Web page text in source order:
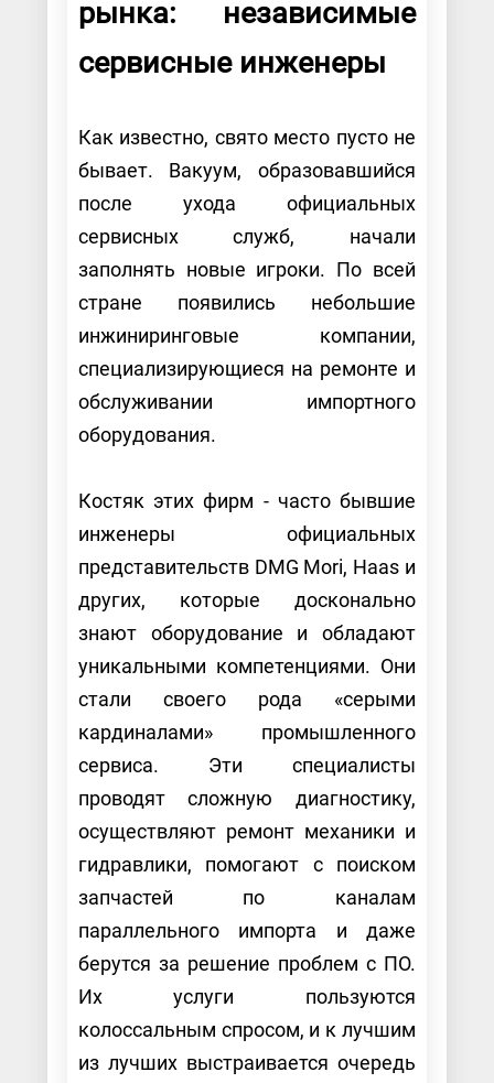
рынка: независимые
сервисные инженеры
Как известно, свято место пусто не
бывает. Вакуум, образовавшийся
после ухода официальных
сервисных служб, начали
заполнять новые игроки. По всей
стране появились небольшие
инжиниринговые компании,
специализирующиеся на ремонте и
обслуживании импортного
оборудования.
Костяк этих фирм - часто бывшие
инженеры официальных
представительств DMG Mori, Haas и
других, которые досконально
знают оборудование и обладают
уникальными компетенциями. Они
стали своего рода «серыми
кардиналами» промышленного
сервиса. Эти специалисты
проводят сложную диагностику,
осуществляют ремонт механики и
гидравлики, помогают с поиском
запчастей по каналам
параллельного импорта и даже
берутся за решение проблем с ПО.
Их услуги пользуются
колоссальным спросом, и к лучшим
из лучших выстраивается очередь